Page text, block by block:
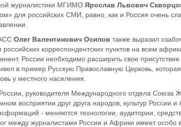
журналистики МГИМО Ярослав Львович
для российских СМИ, равно, как и Россия очень
Олег Валентинович Осипов также выразил
корреспондентских пунктов на всем
России необходимо расширить свое
в пример Русскую Православную Церковь,
у местного населения.
, руководителя Международного отдела Союза
восприятии друг друга народов, культур
- меняются технологии, аудитории,
между журналистами России и Африки имеет